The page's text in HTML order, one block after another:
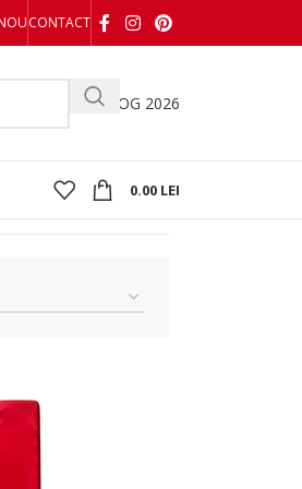
CONTACT
CATALOG 2026
0.00 LEI
toate cele 3 rezultate